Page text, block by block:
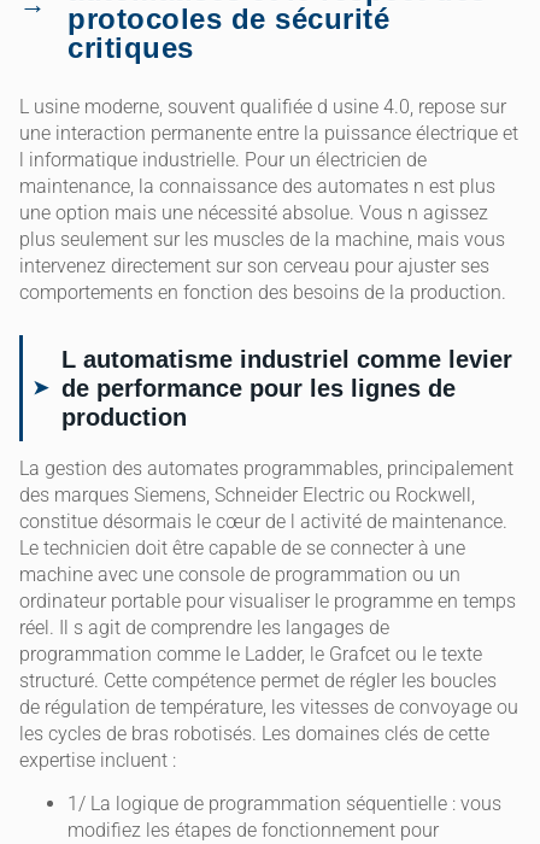
protocoles de sécurité
critiques
L usine moderne, souvent qualifiée d usine 4.0, repose sur
une interaction permanente entre la puissance électrique et
l informatique industrielle. Pour un électricien de
maintenance, la connaissance des automates n est plus
une option mais une nécessité absolue. Vous n agissez
plus seulement sur les muscles de la machine, mais vous
intervenez directement sur son cerveau pour ajuster ses
comportements en fonction des besoins de la production.
L automatisme industriel comme levier
de performance pour les lignes de
production
La gestion des automates programmables, principalement
des marques Siemens, Schneider Electric ou Rockwell,
constitue désormais le cœur de l activité de maintenance.
Le technicien doit être capable de se connecter à une
machine avec une console de programmation ou un
ordinateur portable pour visualiser le programme en temps
réel. Il s agit de comprendre les langages de
programmation comme le Ladder, le Grafcet ou le texte
structuré. Cette compétence permet de régler les boucles
de régulation de température, les vitesses de convoyage ou
les cycles de bras robotisés. Les domaines clés de cette
expertise incluent :
1/ La logique de programmation séquentielle : vous
modifiez les étapes de fonctionnement pour